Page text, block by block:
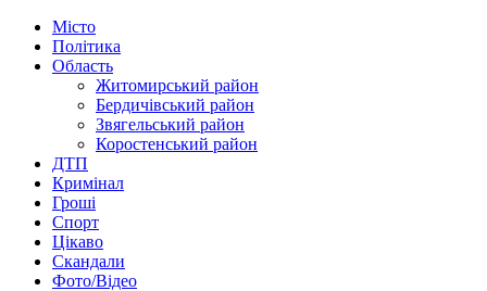
Місто
Політика
Область
Житомирський район
Бердичівський район
Звягельський район
Коростенський район
ДТП
Кримінал
Гроші
Спорт
Цікаво
Скандали
Фото/Відео